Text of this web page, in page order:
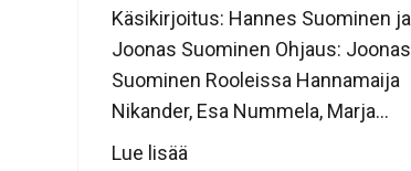
Käsikirjoitus: Hannes Suominen ja
Joonas Suominen Ohjaus: Joonas
Suominen Rooleissa Hannamaija
Nikander, Esa Nummela, Marja...
Lue lisää